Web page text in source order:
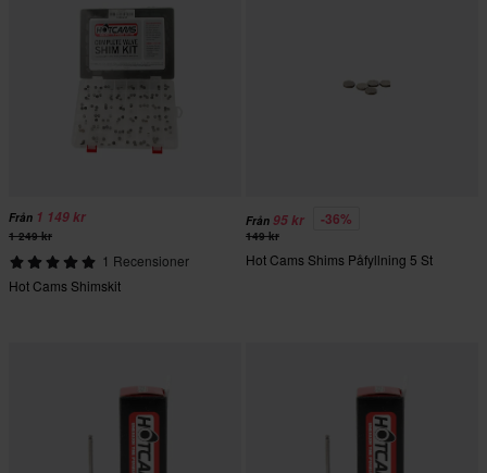
Från 1 149 kr
1 249 kr
1 Recensioner
Hot Cams Shimskit
Från 95 kr -36%
149 kr
Hot Cams Shims Påfyllning 5 St